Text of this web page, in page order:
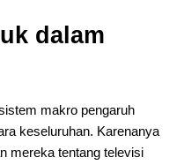
dalam
makro pengaruh
keseluruhan. Karenanya
mereka tentang televisi